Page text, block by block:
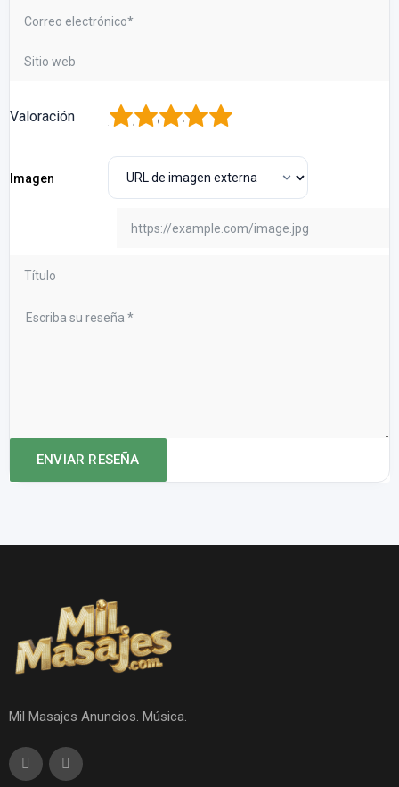
Valoración 5
4
3
2
Imagen
Mil Masajes Anuncios. Música.